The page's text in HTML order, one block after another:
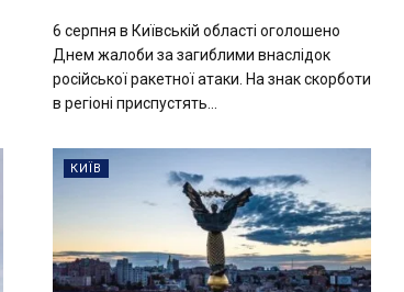
6 серпня в Київській області оголошено
Днем жалоби за загиблими внаслідок
російської ракетної атаки. На знак скорботи
в регіоні приспустять...
КИЇВ